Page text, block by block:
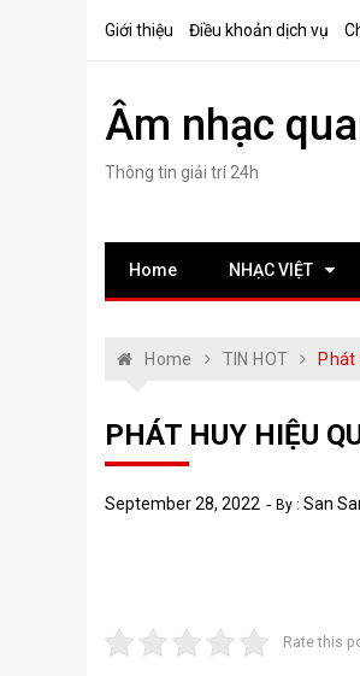
Giới thiệu Điều khoản dịch vụ
Âm nhạc
Thông tin giải trí 24h
Home NHẠC VIỆT
Home TIN HOT Phát
PHÁT HUY HIỆU
September 28, 2022 By : San
Rate this